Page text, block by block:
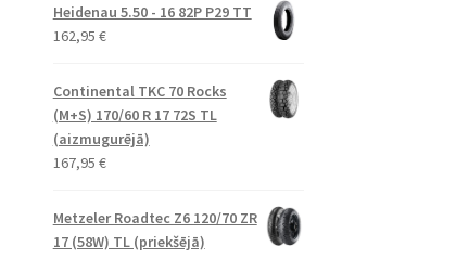
Heidenau 5.50 - 16 82P P29 TT
162,95 €
Continental TKC 70 Rocks
(M+S) 170/60 R 17 72S TL
(aizmugurējā)
167,95 €
Metzeler Roadtec Z6 120/70 ZR
17 (58W) TL (priekšējā)